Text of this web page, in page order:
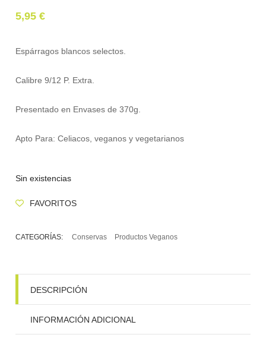
5,95€
Espárragos blancos selectos.
Calibre 9/12 P. Extra.
Presentado en Envases de 370g.
Apto Para: Celiacos, veganos y vegetarianos
Sin existencias
FAVORITOS
CATEGORÍAS: Conservas Productos Veganos
DESCRIPCIÓN
INFORMACIÓN ADICIONAL